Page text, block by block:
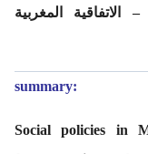
الاتفاقية المغربية
summary:
Social policies in